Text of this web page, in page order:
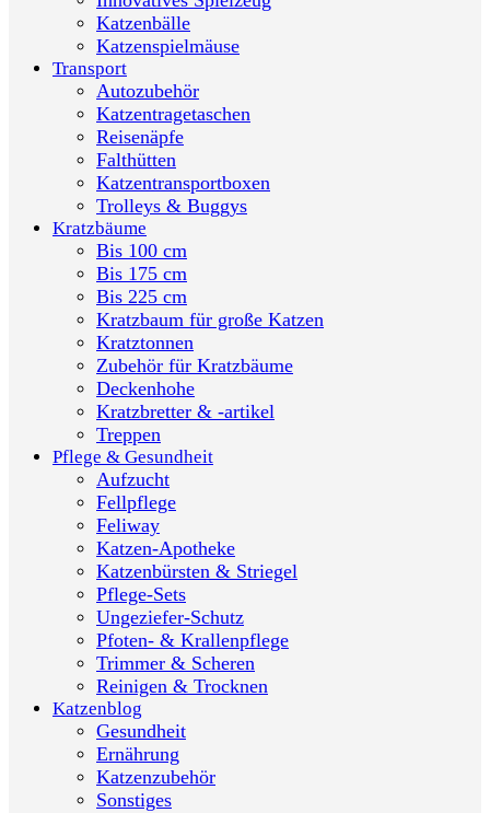
Katzenbälle
Katzenspielmäuse
Transport
Autozubehör
Katzentragetaschen
Reisenäpfe
Falthütten
Katzentransportboxen
Trolleys & Buggys
Kratzbäume
Bis 100 cm
Bis 175 cm
Bis 225 cm
Kratzbaum für große Katzen
Kratztonnen
Zubehör für Kratzbäume
Deckenhohe
Kratzbretter & -artikel
Treppen
Pflege & Gesundheit
Aufzucht
Fellpflege
Feliway
Katzen-Apotheke
Katzenbürsten & Striegel
Pflege-Sets
Ungeziefer-Schutz
Pfoten- & Krallenpflege
Trimmer & Scheren
Reinigen & Trocknen
Katzenblog
Gesundheit
Ernährung
Katzenzubehör
Sonstiges